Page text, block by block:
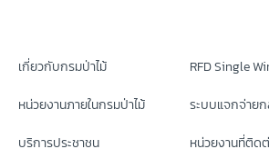
เกี่ยวกับกรมป่าไม้
หน่วยงานภายในกรมป่าไม้
บริการประชาชน
RFD Single
ระบบแจกจ่ายก
หน่วยงานที่ติด